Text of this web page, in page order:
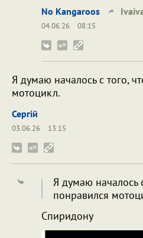
No Kangaroos
04.06.26
08:15
Я думаю началось с того,
мотоцикл.
Сергій
03.06.26
13:15
Я думаю началось
понравился
Спиридону